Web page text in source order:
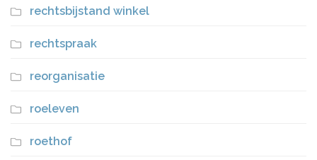
rechtsbijstand winkel
rechtspraak
reorganisatie
roeleven
roethof